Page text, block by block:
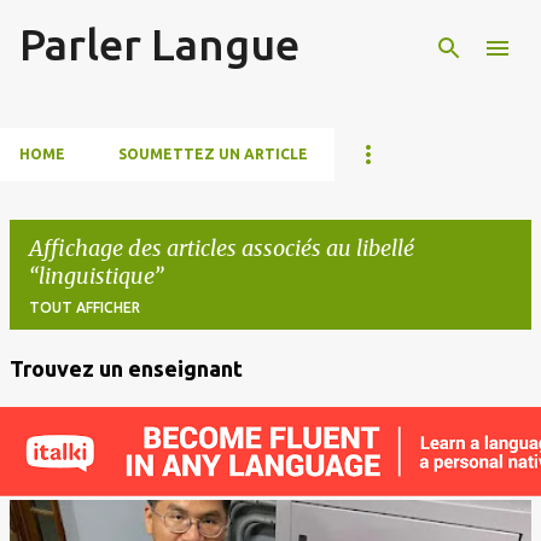
Parler Langue
HOME SOUMETTEZ UN ARTICLE
Affichage des articles associés au libellé
linguistique
TOUT AFFICHER
i
c
Trouvez un enseignant